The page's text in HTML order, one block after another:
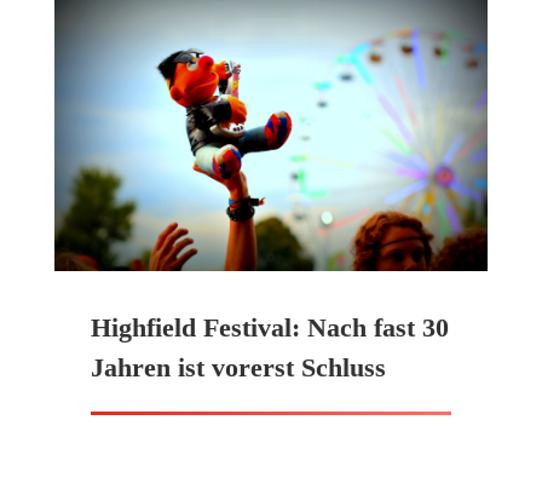
Highfield Festival: Nach fast 30
Jahren ist vorerst Schluss